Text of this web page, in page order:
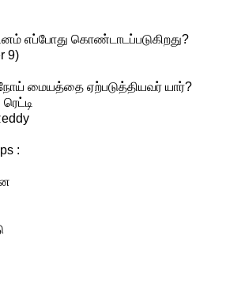
எப்போது கொண்டாடப்படுகிறது?
9)
மையத்தை ஏற்படுத்தியவர் யார்?
: